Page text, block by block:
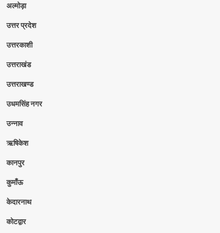
अल्मोड़ा
उत्तर प्रदेश
उत्तरकाशी
उत्तराखंड
उत्तराखण्ड
उधमसिंह नगर
उन्नाव
ऋषिकेश
कानपुर
कुमाँऊ
केदारनाथ
कोटद्वार